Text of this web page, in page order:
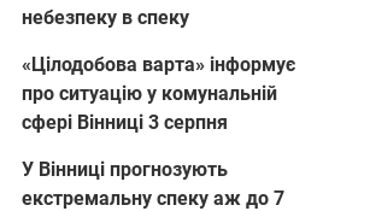
небезпеку в спеку
«Цілодобова варта» інформує
про ситуацію у комунальній
сфері Вінниці 3 серпня
У Вінниці прогнозують
екстремальну спеку аж до 7